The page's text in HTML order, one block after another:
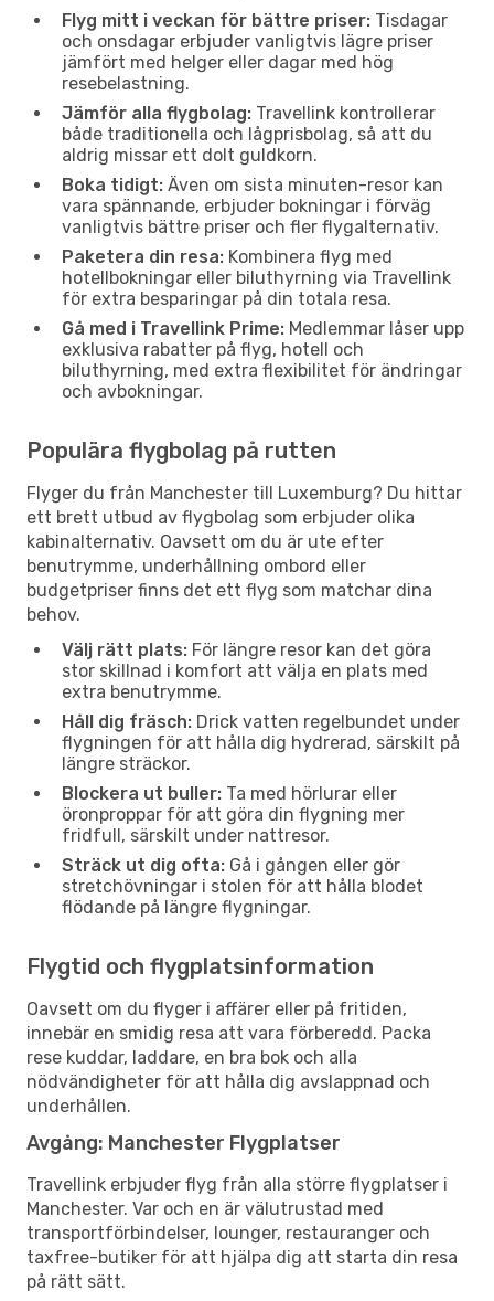
Flyg mitt i veckan för bättre priser: Tisdagar
och onsdagar erbjuder vanligtvis lägre priser
jämfört med helger eller dagar med hög
resebelastning.
Jämför alla flygbolag: Travellink kontrollerar
både traditionella och lågprisbolag, så att du
aldrig missar ett dolt guldkorn.
Boka tidigt: Även om sista minuten-resor kan
vara spännande, erbjuder bokningar i förväg
vanligtvis bättre priser och fler flygalternativ.
Paketera din resa: Kombinera flyg med
hotellbokningar eller biluthyrning via Travellink
för extra besparingar på din totala resa.
Gå med i Travellink Prime: Medlemmar låser upp
exklusiva rabatter på flyg, hotell och
biluthyrning, med extra flexibilitet för ändringar
och avbokningar.
Populära flygbolag på rutten
Flyger du från Manchester till Luxemburg? Du hittar
ett brett utbud av flygbolag som erbjuder olika
kabinalternativ. Oavsett om du är ute efter
benutrymme, underhållning ombord eller
budgetpriser finns det ett flyg som matchar dina
behov.
Välj rätt plats: För längre resor kan det göra
stor skillnad i komfort att välja en plats med
extra benutrymme.
Håll dig fräsch: Drick vatten regelbundet under
flygningen för att hålla dig hydrerad, särskilt på
längre sträckor.
Blockera ut buller: Ta med hörlurar eller
öronproppar för att göra din flygning mer
fridfull, särskilt under nattresor.
Sträck ut dig ofta: Gå i gången eller gör
stretchövningar i stolen för att hålla blodet
flödande på längre flygningar.
Flygtid och flygplatsinformation
Oavsett om du flyger i affärer eller på fritiden,
innebär en smidig resa att vara förberedd. Packa
rese kuddar, laddare, en bra bok och alla
nödvändigheter för att hålla dig avslappnad och
underhållen.
Avgång: Manchester Flygplatser
Travellink erbjuder flyg från alla större flygplatser i
Manchester. Var och en är välutrustad med
transportförbindelser, lounger, restauranger och
taxfree-butiker för att hjälpa dig att starta din resa
på rätt sätt.